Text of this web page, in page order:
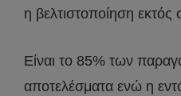
η βελτιστοποίηση εκτός
Είναι το 85% των
αποτελέσματα ενώ η